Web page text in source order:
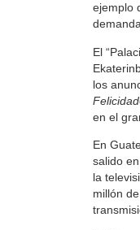
ejemplo
El
los
Felicidad
en el
En
salido
la
millón